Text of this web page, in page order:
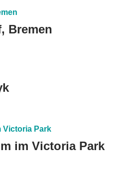
Bremen
im Victoria Park